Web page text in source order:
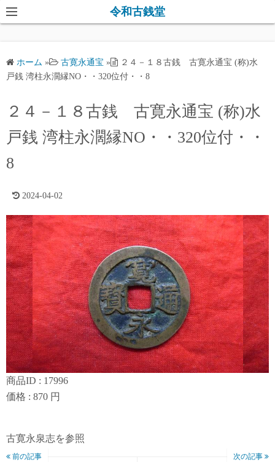
コ
ン
ツ
令和古銭堂
ホーム » 古寛永通宝 »
２４－１８古銭 古寛永通宝 (称)水
戸銭 湾柱永濶縁NO・・320位付・・8
２４－１８古銭 古寛永通宝 (称)水
戸銭 湾柱永濶縁NO・・320位付・・
8
2024-04-02
商品ID : 17996
価格 : 870 円
古寛永泉志を参照
前の記事 次の記事